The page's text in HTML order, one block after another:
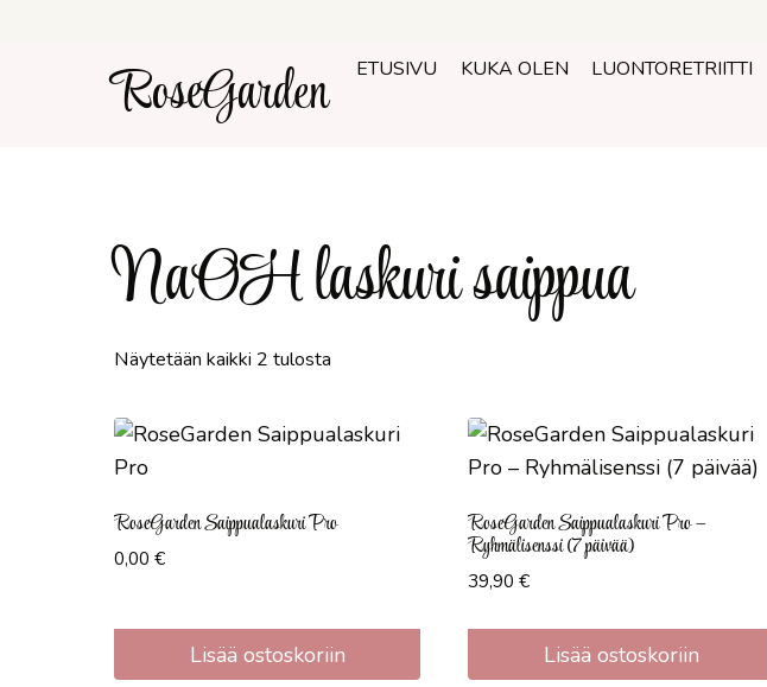
RoseGarden ETUSIVU KUKA OLEN LUONTORETRIITTI
NaOH laskuri saippua
Näytetään kaikki 2 tulosta
RoseGarden Saippualaskuri Pro
0,00 €
Lisää ostoskoriin
RoseGarden Saippualaskuri Pro –
Ryhmälisenssi (7 päivää)
39,90 €
Lisää ostoskoriin